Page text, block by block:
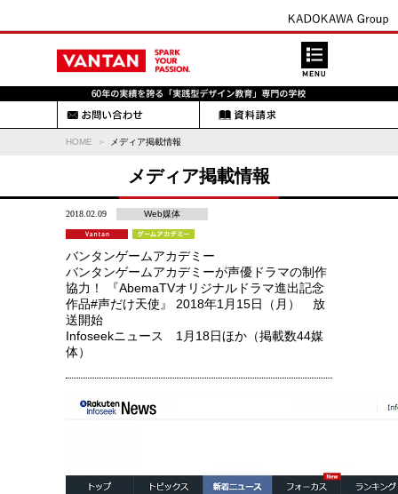
HOME メディア掲載情報
メディア掲載情報
2018.02.09 Web媒体
バンタンゲームアカデミー
バンタンゲームアカデミーが声優ドラマの制作
協力！ 『AbemaTVオリジナルドラマ進出記念
作品#声だけ天使』 2018年1月15日（月） 放
送開始
Infoseekニュース 1月18日ほか（掲載数44媒
体）